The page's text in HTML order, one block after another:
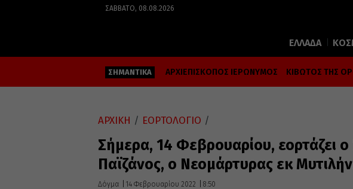
ΣΆΒΒΑΤΟ, 08.08.2026
ΕΛΛΑΔΑ
ΣΗΜΑΝΤΙΚΑ ΑΡΧΙΕΠΙΣΚΟΠΟΣ ΙΕΡΩΝΥΜΟΣ ΚΙΒΩΤΟΣ ΤΗΣ
ΑΡΧΙΚΗ / ΕΟΡΤΟΛΟΓΙΟ /
Σήμερα, 14 Φεβρουαρίου, εορτάζει ο
Παϊζάνος, ο Νεομάρτυρας εκ
Δόγμα 14 Φεβρουαρίου 2022 8:50